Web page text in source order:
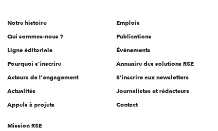
l'engagement
Notre histoire
Qui sommes-nous ?
Ligne éditoriale
Pourquoi s'inscrire
Acteurs de l'engagement
Actualités
Appels à projets
Emplois
Publications
Évènements
Annuaire des solutions RSE
S'inscrire aux newsletters
Journalistes et rédacteurs
Contact
Mission RSE